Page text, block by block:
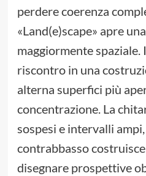
perdere coerenza
«Land(e)scape» apre
maggiormente
riscontro in una
alterna superfici più
concentrazione. La
sospesi e intervalli
contrabbasso
disegnare prospettive